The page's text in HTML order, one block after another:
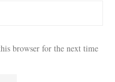
browser for the next time